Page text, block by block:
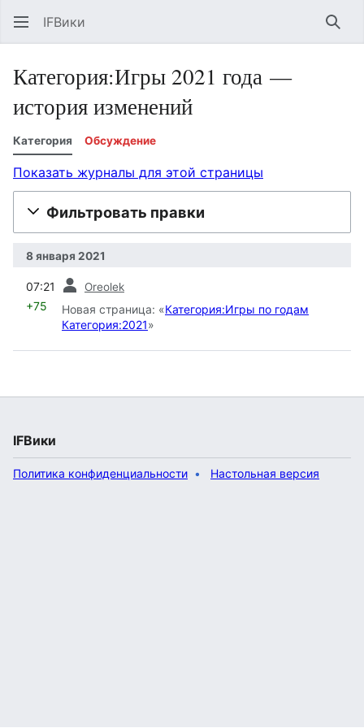
IFВики
Категория:Игры 2021 года —
история изменений
Категория Обсуждение
Показать журналы для этой страницы
Фильтровать правки
8 января 2021
07:21 Oreolek
+75 Новая страница: «Категория:Игры по годам
Категория:2021»
IFВики
Политика конфиденциальности Настольная версия